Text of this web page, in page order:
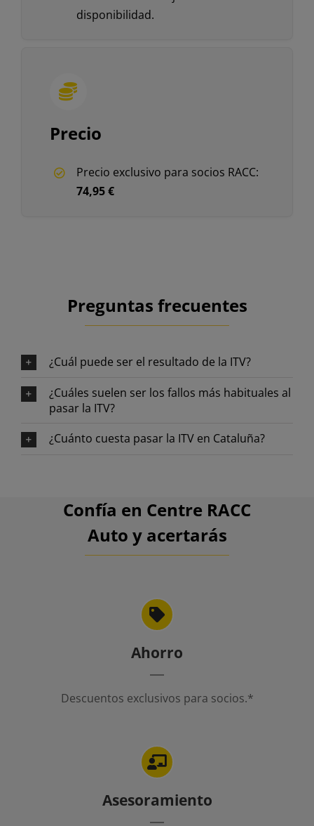
disponibilidad.
Precio
Precio exclusivo para socios RACC:
74,95 €
Preguntas frecuentes
¿Cuál puede ser el resultado de la ITV?
¿Cuáles suelen ser los fallos más habituales al
pasar la ITV?
¿Cuánto cuesta pasar la ITV en Cataluña?
Confía en Centre RACC
Auto y acertarás
Ahorro
Descuentos exclusivos para socios.*
Asesoramiento